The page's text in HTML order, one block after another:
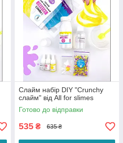
Слайм набір DIY "Crunchy
слайм" від All for slimes
Готово до відправки
535 ₴ 635 ₴